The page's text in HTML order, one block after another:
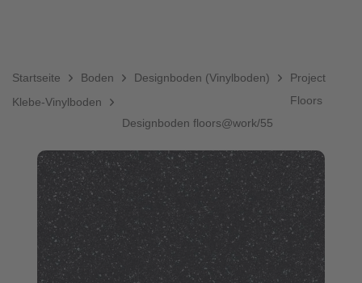
Startseite Boden
Designboden (Vinylboden)
Klebe-Vinylboden
Project
Floors
Designboden floors@work/55